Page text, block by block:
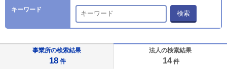
キーワード 検索
事業所の検索結果
18 件
法人の検索結果
14 件